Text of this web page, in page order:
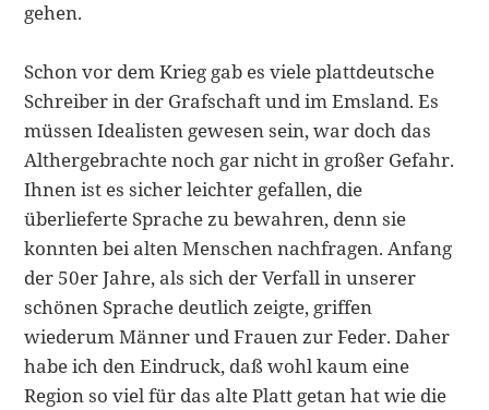
gehen.
Schon vor dem Krieg gab es viele plattdeutsche
Schreiber in der Grafschaft und im Emsland. Es
müssen Idealisten gewesen sein, war doch das
Althergebrachte noch gar nicht in großer Gefahr.
Ihnen ist es sicher leichter gefallen, die
überlieferte Sprache zu bewahren, denn sie
konnten bei alten Menschen nachfragen. Anfang
der 50er Jahre, als sich der Verfall in unserer
schönen Sprache deutlich zeigte, grif­fen
wiederum Männer und Frauen zur Feder. Daher
habe ich den Eindruck, daß wohl kaum eine
Region so viel für das alte Platt getan hat wie die